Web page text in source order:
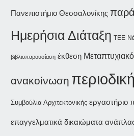
Πανεπιστήμιο Θεσσαλονίκης
Ημερήσια Διάταξη ΤΕΕ
βιβλιοπαρουσίαση έκθεση
ανακοίνωση
Συμβούλια Αρχιτεκτονικής εργαστήριο
επαγγελματικά δικαιώματα